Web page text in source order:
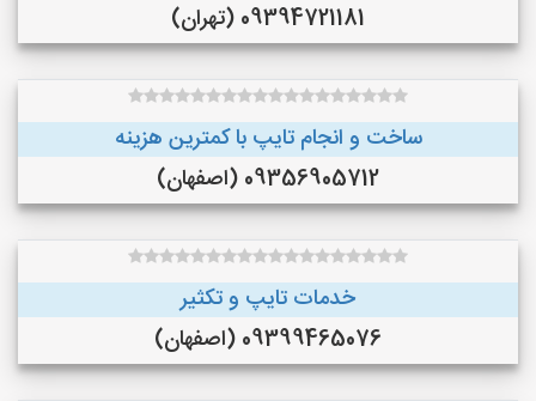
09394721181 (تهران)
ساخت و انجام تایپ با کمترین هزینه
09356905712 (اصفهان)
خدمات تایپ و تکثیر
09399465076 (اصفهان)